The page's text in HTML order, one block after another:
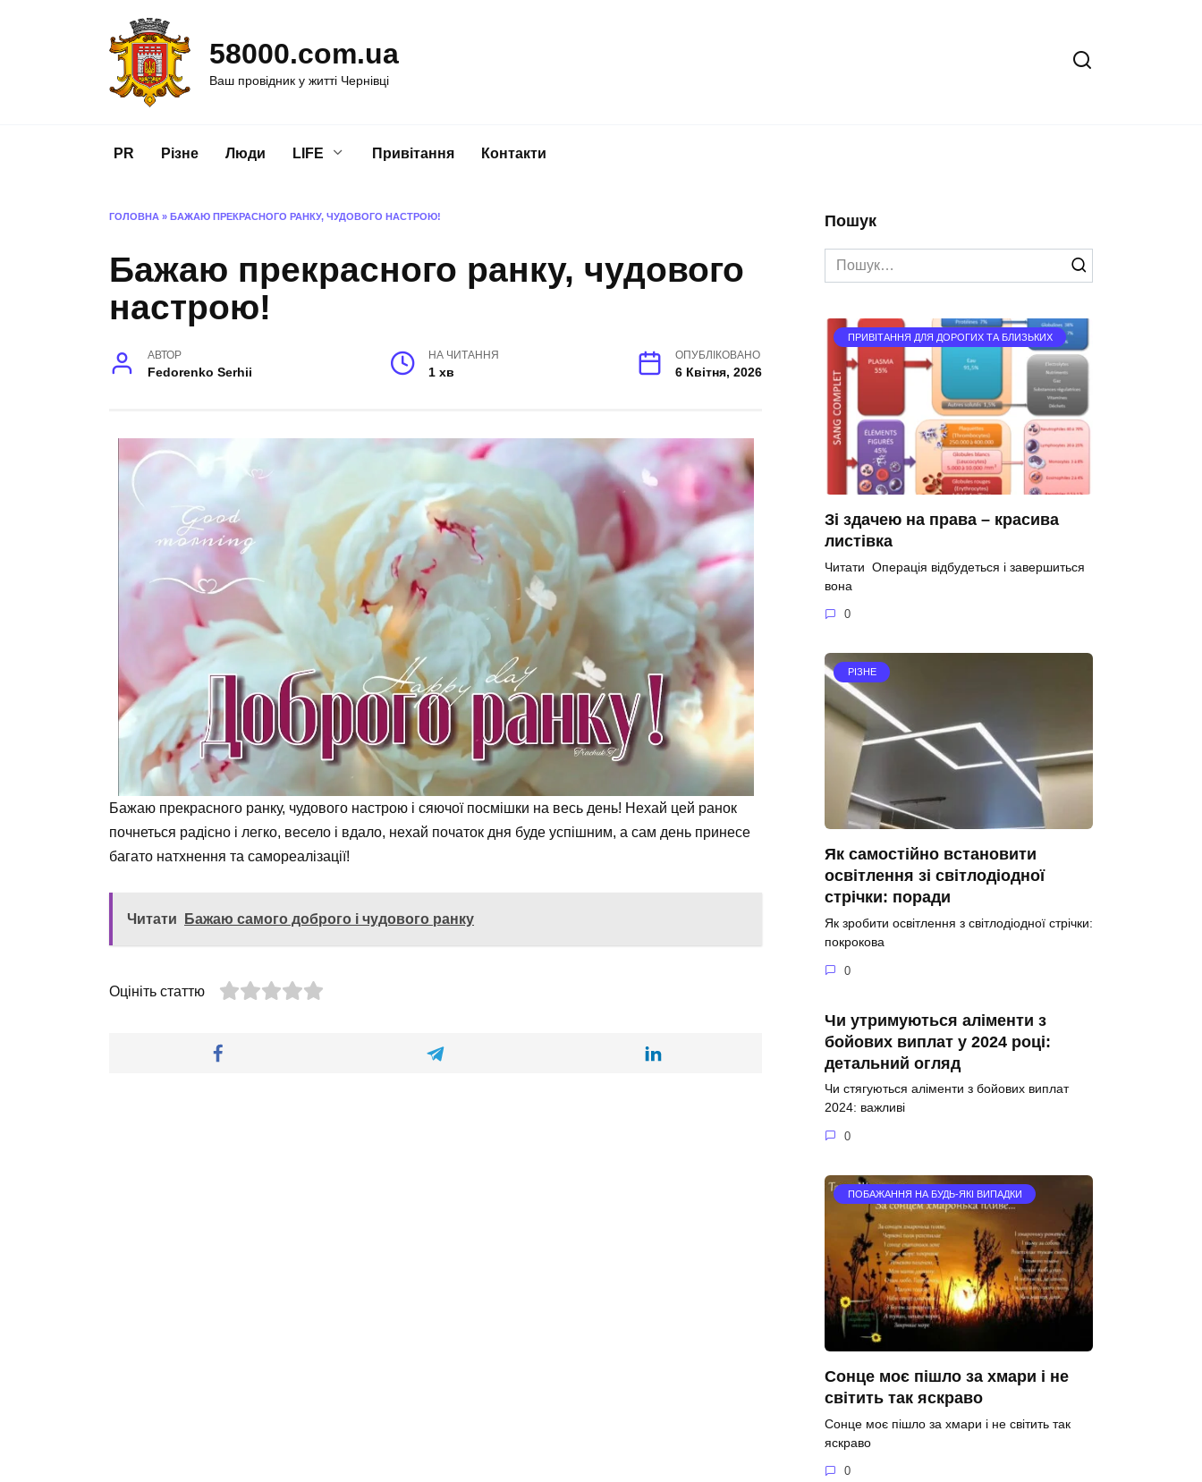
58000.com.ua
Ваш провідник у житті Чернівці
PR Різне Люди LIFE Привітання Контакти
ГОЛОВНА » БАЖАЮ ПРЕКРАСНОГО РАНКУ, ЧУДОВОГО НАСТРОЮ!
Бажаю прекрасного ранку, чудового
настрою!
АВТОР
Fedorenko Serhii
НА ЧИТАННЯ
1 хв
ОПУБЛІКОВАНО
6 Квітня, 2026
Бажаю прекрасного ранку, чудового настрою і сяючої посмішки на весь день! Нехай цей ранок
почнеться радісно і легко, весело і вдало, нехай початок дня буде успішним, а сам день принесе
багато натхнення та самореалізації!
Читати Бажаю самого доброго і чудового ранку
Оцініть статтю
Пошук
Search
for:
ПРИВІТАННЯ ДЛЯ ДОРОГИХ ТА БЛИЗЬКИХ
Зі здачею на права – красива
листівка
Читати Операція відбудеться і завершиться
вона
0
РІЗНЕ
Як самостійно встановити
освітлення зі світлодіодної
стрічки: поради
Як зробити освітлення з світлодіодної стрічки:
покрокова
0
Чи утримуються аліменти з
бойових виплат у 2024 році:
детальний огляд
Чи стягуються аліменти з бойових виплат
2024: важливі
0
ПОБАЖАННЯ НА БУДЬ-ЯКІ ВИПАДКИ
Сонце моє пішло за хмари і не
світить так яскраво
Сонце моє пішло за хмари і не світить так
яскраво
0